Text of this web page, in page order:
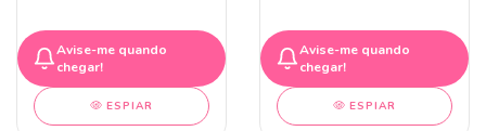
Avise-me quando
chegar!
ESPIAR
Avise-me quando
chegar!
ESPIAR